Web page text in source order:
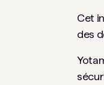
Cet
des